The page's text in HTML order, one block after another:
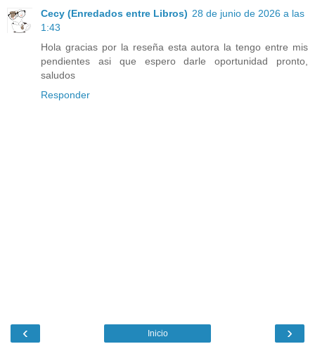
Cecy (Enredados entre Libros) 28 de junio de 2026 a las
1:43
Hola gracias por la reseña esta autora la tengo entre mis
pendientes asi que espero darle oportunidad pronto,
saludos
Responder
‹ ›
Inicio